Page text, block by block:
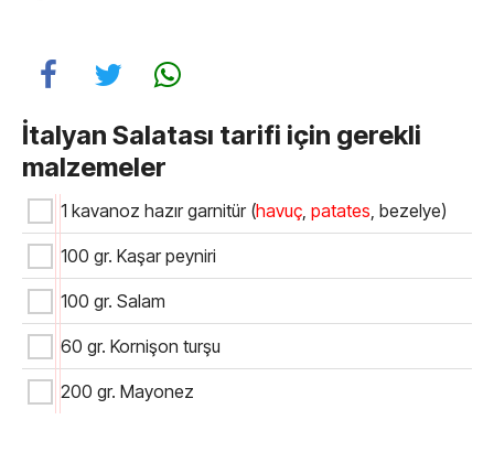
İtalyan Salatası tarifi için gerekli
malzemeler
1 kavanoz hazır garnitür (havuç, patates, bezelye)
100 gr. Kaşar peyniri
100 gr. Salam
60 gr. Kornişon turşu
200 gr. Mayonez